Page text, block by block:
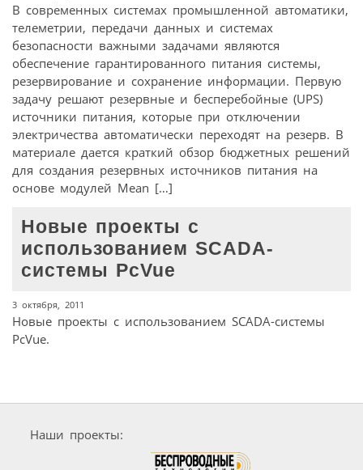
В современных системах промышленной автоматики,
телеметрии, передачи данных и системах
безопасности важными задачами являются
обеспечение гарантированного питания системы,
резервирование и сохранение информации. Первую
задачу решают резервные и бесперебойные (UPS)
источники питания, которые при отключении
электричества автоматически переходят на резерв. В
материале дается краткий обзор бюджетных решений
для создания резервных источников питания на
основе модулей Mean […]
Новые проекты с
использованием SCADA-
системы PcVue
3 октября, 2011
Новые проекты с использованием SCADA-системы
PcVue.
Наши проекты: